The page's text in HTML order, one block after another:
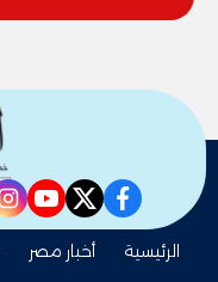
facebook
twitter
الرئيسية أخبار مصر